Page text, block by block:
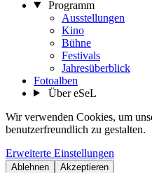
Programm
Ausstellungen
Kino
Bühne
Festivals
Jahresüberblick
Fotoalben
Über eSeL
Wir verwenden Cookies, um
benutzerfreundlich zu gestalten.
Erweiterte Einstellungen
Ablehnen Akzeptieren